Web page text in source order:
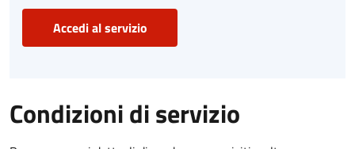
Accedi al servizio
Condizioni di servizio